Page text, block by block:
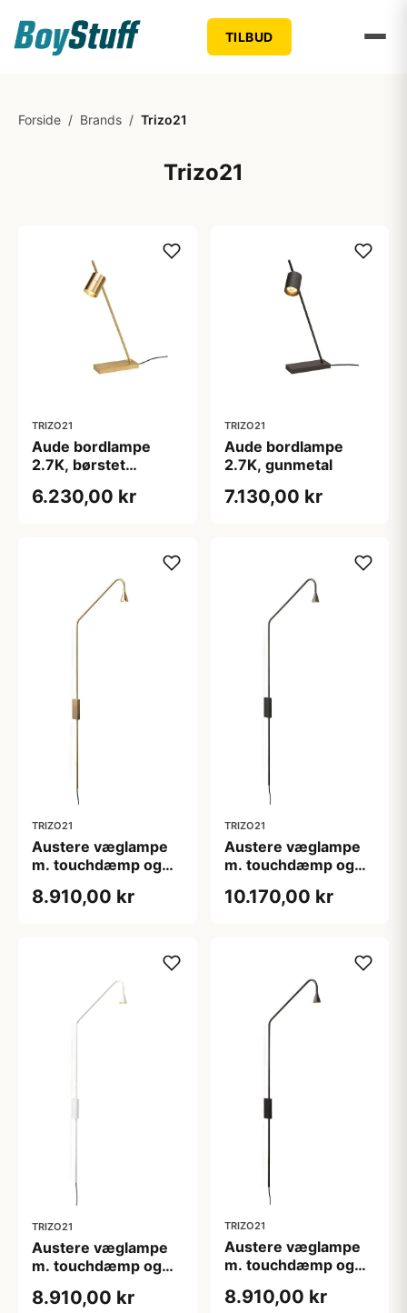
TILBUD
Forside / Brands / Trizo21
Trizo21
TRIZO21
Aude bordlampe
2.7K, børstet
6.230,00 kr
TRIZO21
Aude bordlampe
2.7K, gunmetal
7.130,00 kr
TRIZO21
Austere væglampe
m. touchdæmp og
8.910,00 kr
TRIZO21
Austere væglampe
m. touchdæmp og
10.170,00 kr
TRIZO21
Austere væglampe
m. touchdæmp og
8.910,00 kr
TRIZO21
Austere væglampe
m. touchdæmp og
8.910,00 kr